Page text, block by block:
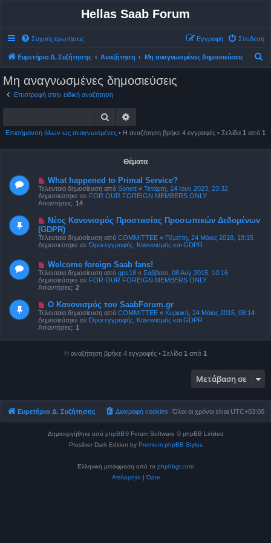
Hellas Saab Forum
Συχνές ερωτήσεις Σύνδεση
Εγγραφή
Ευρετήριο Δ. Συζήτησης Αναζήτηση Μη αναγνωσμένες δημοσιεύσεις
τ
Μη αναγνωσμένες δημοσιεύσεις
Επιστροφή στην ειδική αναζήτηση
Αναζήτηση
Επισήμανση όλων ως αναγνωσμένες • Η αναζήτηση βρήκε 4 εγγραφές • Σελίδα 1 από 1
Θέματα
Ν
έ
α
δ
η
ο
σ
ί
ε
η
What happened to Primal Service?
Τελευταία δημοσίευση από Sonett « Τετάρτη, 14 Ιουν 2023, 23:32
Δημοσιεύτηκε σε FOR OUR FOREIGN MEMBERS ONLY
Απαντήσεις: 14
Ν
έ
α
δ
η
ο
σ
ί
ε
υ
η
Νέος Κανονισμός Προστασίας Προσωπικών Δεδομένων
(GDPR)
Τελευταία δημοσίευση από COMMITTEE « Πέμπτη, 24 Μάιος 2018, 19:15
Δημοσιεύτηκε σεΌροι εγγραφής, Κανονισμός και GDPR
Ν
έ
α
δ
η
ο
σ
ί
ε
σ
Welcome foreign Saab fans!
Τελευταία δημοσίευση από gps18 « Σάββατο, 08 Αύγ 2015, 10:16
Δημοσιεύτηκε σε FOR OUR FOREIGN MEMBERS ONLY
Απαντήσεις: 2
Ν
έ
α
δ
η
μ
Ο Κανονισμός του SaabForum.gr
Τελευταία δημοσίευση από COMMITTEE « Κυριακή, 24 Μάιος 2015, 08:14
Δημοσιεύτηκε σεΌροι εγγραφής, Κανονισμός και GDPR
Απαντήσεις: 1
Η αναζήτηση βρήκε 4 εγγραφές • Σελίδα 1 από 1
Μετάβαση σε
Ευρετήριο Δ. Συζήτησης Όλοι οι χρόνοι είναι UTC+03:00
Διαγραφή cookies
Δημιουργήθηκε από phpBB® Forum Software © phpBB Limited
Prosilver Dark Edition by Premium phpBB Styles
Ελληνική μετάφραση από το phpbbgr.com
Απόρρητο |Όροι